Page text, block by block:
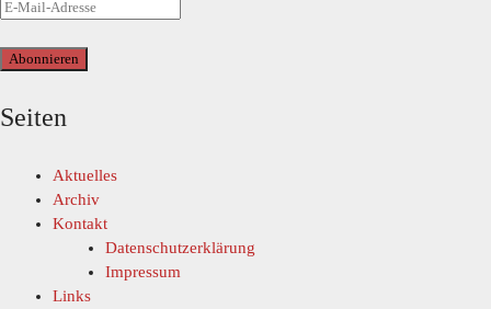
Abonnieren
Seiten
Aktuelles
Archiv
Kontakt
Datenschutzerklärung
Impressum
Links